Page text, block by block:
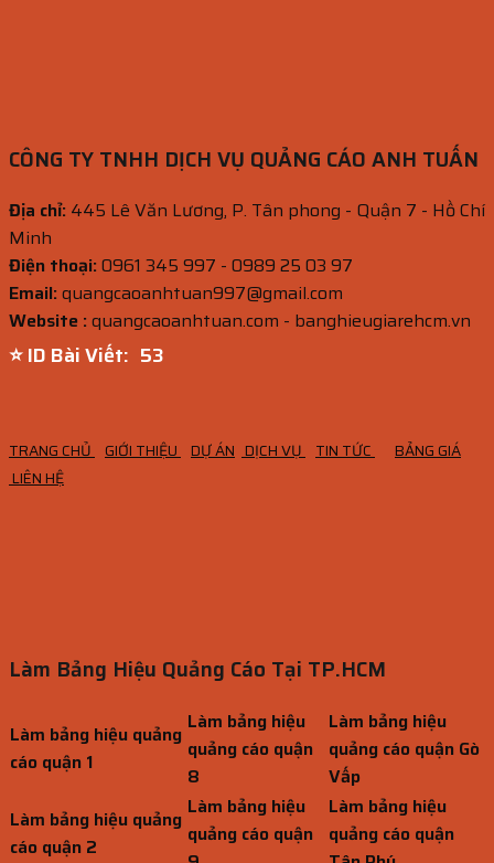
CÔNG TY TNHH DỊCH VỤ QUẢNG CÁO ANH TUẤN
Địa chỉ: 445 Lê Văn Lương, P. Tân phong - Quận 7 - Hồ Chí
Minh
Điện thoại:0961 345 997 - 0989 25 03 97
Email:quangcaoanhtuan997@gmail.com
Website :quangcaoanhtuan.com - banghieugiarehcm.vn
⭐ ID Bài Viết: 52
TRANG CHỦ GIỚI THIỆU DỰ ÁN DỊCH VỤ TIN TỨC
BẢNG GIÁ
LIÊN HỆ
Làm Bảng Hiệu Quảng Cáo Tại TP.HCM
Làm bảng hiệu quảng
cáo quận 1
Làm bảng hiệu
quảng cáo quận
8
Làm bảng hiệu
quảng cáo quận Gò
Vấp
Làm bảng hiệu quảng
cáo quận 2
Làm bảng hiệu
quảng cáo quận
Làm bảng hiệu
quảng cáo quận